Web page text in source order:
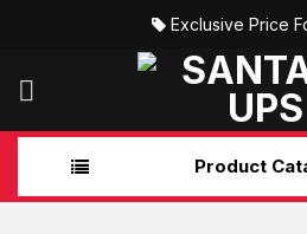
Exclusive Price
Product